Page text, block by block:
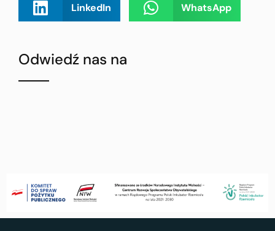
LinkedIn WhatsApp
Odwiedź nas na